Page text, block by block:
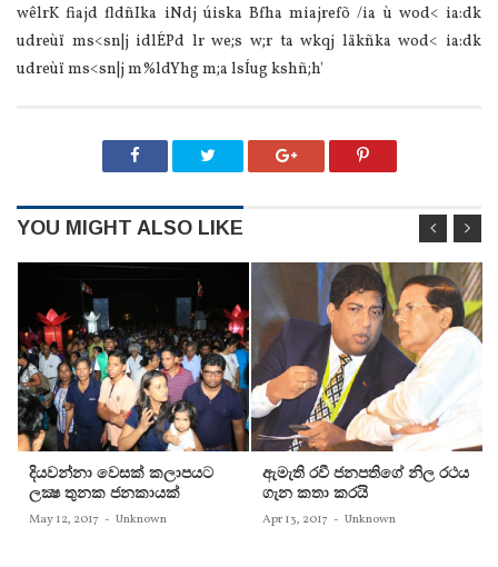
wêlrK fiajd fldñIka iNdj úiska Bfha miajrefõ /ia ù wod< ia:dk
udreùï ms<sn|j idlÉPd lr we;s w;r ta wkqj läkñka wod< ia:dk
udreùï ms<sn|j m%ldYhg m;a lsÍug kshñ;h'
YOU MIGHT ALSO LIKE
දියවන්නා වෙසක් කලාපයට
ලක්‍ෂ තුනක ජනකායක්
May 12, 2017 - Unknown
ඇමැති රවී ජනපතිගේ නිල රථය
ගැන කතා කරයි
Apr 13, 2017 - Unknown